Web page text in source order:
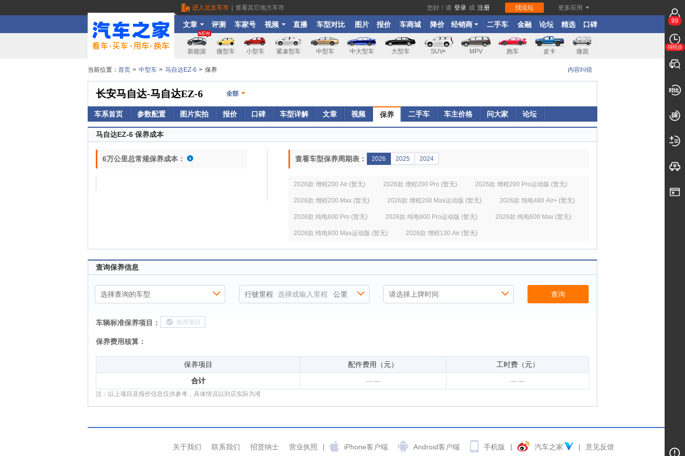
进入北京车市 查看其它地方车市 您好！请 登录 或 注册 找论坛 更多应用
文章 评测 车家号 视频 直播 车型对比 图片 报价 车商城 降价 经销商 二手车 金融 论坛 精选 口碑
新能源 微型车 小型车 紧凑型车 中型车 中大型车 大型车 SUV MPV 跑车 皮卡 微面
内容纠错
当前位置： 首页 > 中型车 > 马自达EZ-6 > 保养
长安马自达-马自达EZ-6 全部
车系首页 参数配置 图片实拍 报价 口碑 车型详解 文章 视频 保养 二手车 车主价格 问大家 论坛
马自达EZ-6 保养成本
6万公里总常规保养成本： 查看车型保养周期表： 2026 2025 2024
2026款 增程200 Air (暂无) 2026款 增程200 Pro (暂无) 2026款 增程200 Pro运动版 (暂无)
2026款 增程200 Max (暂无) 2026款 增程200 Max运动版 (暂无) 2026款 纯电480 Air+ (暂无)
2026款 纯电600 Pro (暂无) 2026款 纯电600 Pro运动版 (暂无) 2026款 纯电600 Max (暂无)
2026款 纯电600 Max运动版 (暂无) 2026款 增程130 Air (暂无)
查询保养信息
选择查询的车型 行驶里程 公里
选择或输入里程 查询
车辆标准保养项目： 推荐项目
保养费用核算：
保养项目 配件费用（元）
工时费（元）
合计
— —
— —
注：以上项目及报价信息仅供参考，具体情况以到店实际为准
关于我们 联系我们 招贤纳士 营业执照 | iPhone客户端 Android客户端 手机版 | 汽车之家 | 意见反馈
99
待同步